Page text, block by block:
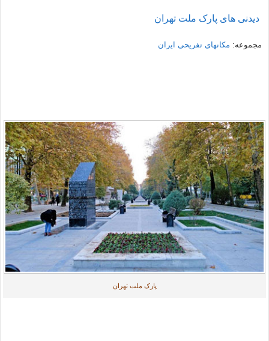
دیدنی های پارک ملت تهران
مجموعه: مکانهای تفریحی ايران
پارک ملت تهران